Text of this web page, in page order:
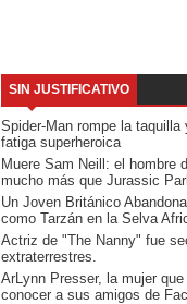
SIN JUSTIFICATIVO
Spider-Man rompe la
fatiga superheroica
Muere Sam Neill: el hombre
mucho más que Jurassic
Un Joven Británico
como Tarzán en la Selva
Actriz de "The Nanny" fue
extraterrestres.
ArLynn Presser, la mujer
conocer a sus amigos de